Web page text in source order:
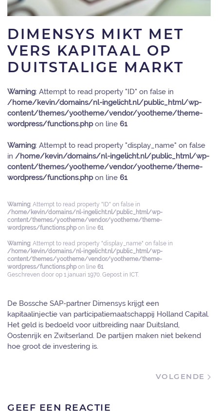
DIMENSYS MIKT MET
VERS KAPITAAL OP
DUITSTALIGE MARKT
Warning: Attempt to read property "ID" on false in
/home/kevin/domains/nl-ingelicht.nl/public_html/wp-
content/themes/yootheme/vendor/yootheme/theme-
wordpress/functions.phpon line 61
Warning: Attempt to read property "display_name" on false
in /home/kevin/domains/nl-ingelicht.nl/public_html/wp-
content/themes/yootheme/vendor/yootheme/theme-
wordpress/functions.phpon line 61
Warning: Attempt to read property "ID" on false in
/home/kevin/domains/nl-ingelicht.nl/public_html/wp-
content/themes/yootheme/vendor/yootheme/theme-
wordpress/functions.phpon line 61
Warning: Attempt to read property "display_name" on false in
/home/kevin/domains/nl-ingelicht.nl/public_html/wp-
content/themes/yootheme/vendor/yootheme/theme-
wordpress/functions.phpon line 61
Geschreven door op 1 januari 1970 . Gepost in ICT.
De Bossche SAP-partner Dimensys krijgt een
kapitaalinjectie van participatiemaatschappij Holland Capital.
Het geld is bedoeld voor uitbreiding naar Duitsland,
Oostenrijk en Zwitserland. De partijen maken niet bekend
hoe groot de investering is.
VOLGENDE
GEEF EEN REACTIE